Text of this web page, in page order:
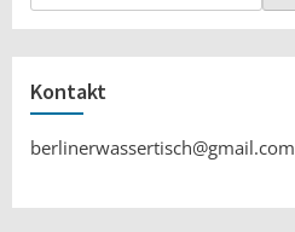
nach:
Kontakt
berlinerwassertisch@gmail.com